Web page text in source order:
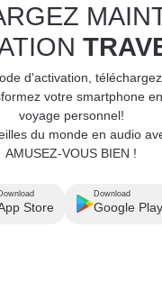
d'activation,
votre smartphone
voyage personnel!
du monde en audio
AMUSEZ-VOUS BIEN !
Store
Download
Google Play